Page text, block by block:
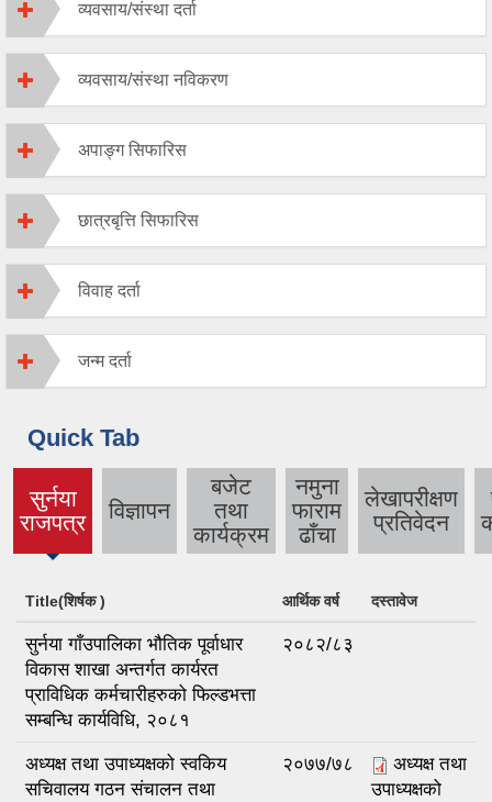
व्यवसाय/संस्था दर्ता
व्यवसाय/संस्था नविकरण
अपाङ्ग सिफारिस
छात्रबृत्ति सिफारिस
विवाह दर्ता
जन्म दर्ता
Quick Tab
सुर्नया
राजपत्र
(active
विज्ञापन
बजेट
तथा
कार्यक्रम
नमुना
फाराम
ढाँचा
लेखापरीक्षण
प्रतिवेदन
Title(शिर्षक ) आर्थिक वर्ष दस्तावेज
सुर्नया गाँउपालिका भौतिक पूर्वाधार
विकास शाखा अन्तर्गत कार्यरत
प्राविधिक कर्मचारीहरुको फिल्डभत्ता
सम्बन्धि कार्यविधि, २०८१
२०८२/८३
अध्यक्ष तथा उपाध्यक्षको स्वकिय
सचिवालय गठन संचालन तथा
२०७७/७८
अध्यक्ष तथा
उपाध्यक्षको